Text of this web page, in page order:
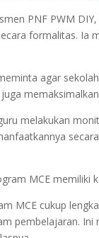
PNF PWM
formalitas. Ia
agar
melakukan
MCE memiliki
MCE cukup
pembelajaran.